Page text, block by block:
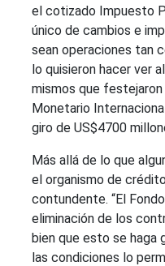
el cotizado Impuesto
único de cambios e
sean operaciones tan
lo quisieron hacer ver
mismos que
Monetario
giro de US$4700
Más allá de lo que
el organismo de
contundente. “El
eliminación de los
bien que esto se haga
las condiciones lo